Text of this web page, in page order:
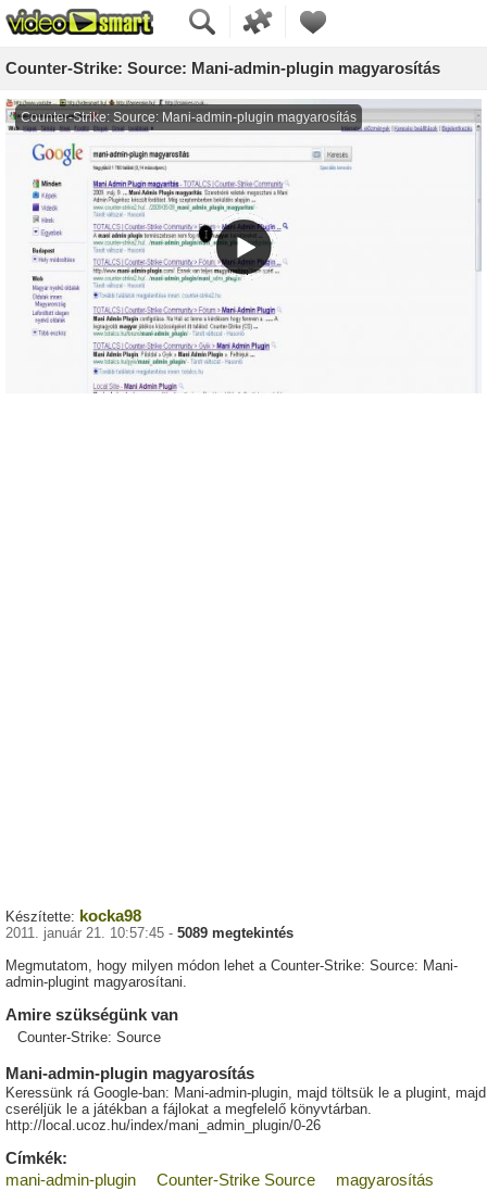
Counter-Strike: Source: Mani-admin-plugin magyarosítás
Készítette: kocka98
2011. január 21. 10:57:45 - 5089 megtekintés
Megmutatom, hogy milyen módon lehet a Counter-Strike: Source: Mani-
admin-plugint magyarosítani.
Amire szükségünk van
Counter-Strike: Source
Mani-admin-plugin magyarosítás
Keressünk rá Google-ban: Mani-admin-plugin, majd töltsük le a plugint, majd
cseréljük le a játékban a fájlokat a megfelelő könyvtárban.
http://local.ucoz.hu/index/mani_admin_plugin/0-26
Címkék:
mani-admin-plugin
Counter-Strike Source
magyarosítás